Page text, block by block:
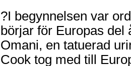
?I begynnelsen var
börjar för Europas del
Omani, en tatuerad
Cook tog med till